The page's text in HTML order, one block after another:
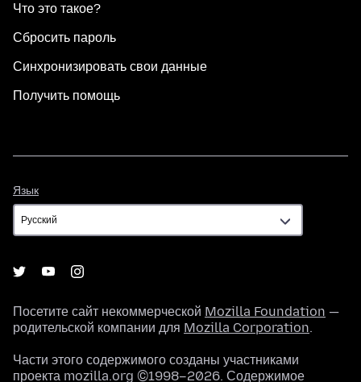
Что это такое?
Сбросить пароль
Синхронизировать свои данные
Получить помощь
Язык
Посетите сайт некоммерческой Mozilla Foundation —
родительской компании для Mozilla Corporation.
Части этого содержимого созданы участниками
проекта mozilla.org ©1998–2026. Содержимое